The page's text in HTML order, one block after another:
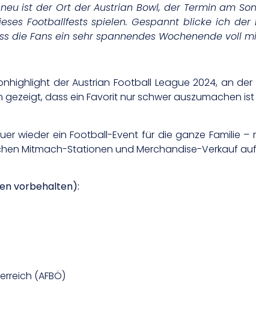
neu ist der Ort der Austrian Bowl, der Termin am
Footballfests spielen. Gespannt blicke ich
die Fans ein sehr spannendes Wochenende voll
der Austrian Football League 2024, an
dass ein Favorit nur schwer auszumachen
wieder ein Football-Event für die ganze Familie
Mitmach-Stationen und Merchandise-Verkauf
vorbehalten):
(AFBÖ)